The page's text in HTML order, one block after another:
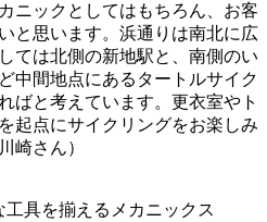
ニックとしてはもちろん、お客
と思います。浜通りは南北に広
ては北側の新地駅と、南側のい
中間地点にあるタートルサイク
ばと考えています。更衣室やト
起点にサイクリングをお楽しみ
崎さん）
具を揃えるメカニックス